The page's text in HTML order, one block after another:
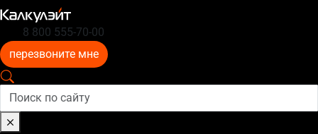
8 800 555-70-00
перезвоните мне